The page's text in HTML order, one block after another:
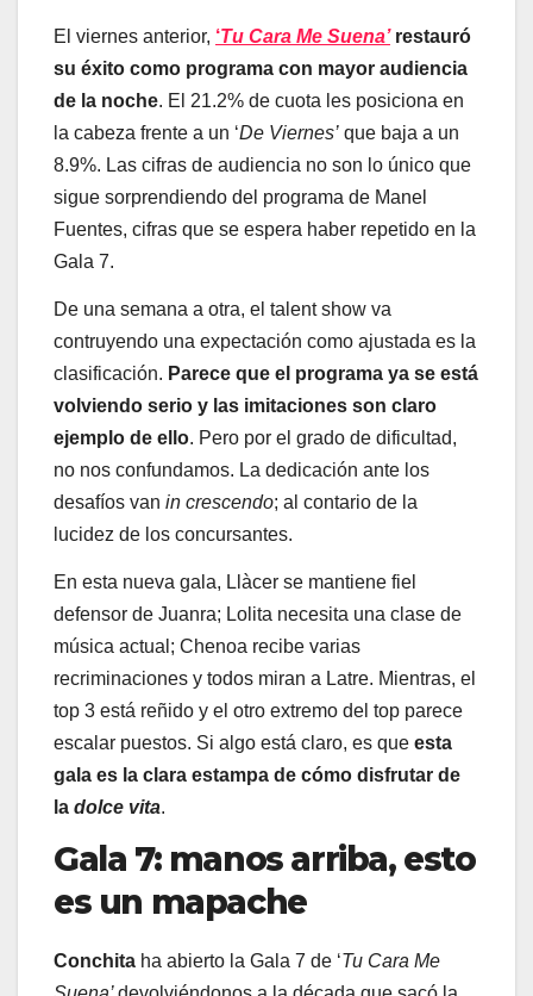
El viernes anterior, ‘Tu Cara Me Suena’restauró
su éxito como programa con mayor audiencia
de la noche. El 21.2% de cuota les posiciona en
la cabeza frente a un ‘De Viernes’ que baja a un
8.9%. Las cifras de audiencia no son lo único que
sigue sorprendiendo del programa de Manel
Fuentes, cifras que se espera haber repetido en la
Gala 7.
De una semana a otra, el talent show va
contruyendo una expectación como ajustada es la
clasificación. Parece que el programa ya se está
volviendo serio y las imitaciones son claro
ejemplo de ello. Pero por el grado de dificultad,
no nos confundamos. La dedicación ante los
desafíos van in crescendo; al contario de la
lucidez de los concursantes.
En esta nueva gala, Llàcer se mantiene fiel
defensor de Juanra; Lolita necesita una clase de
música actual; Chenoa recibe varias
recriminaciones y todos miran a Latre. Mientras, el
top 3 está reñido y el otro extremo del top parece
escalar puestos. Si algo está claro, es que esta
gala es la clara estampa de cómo disfrutar de
la dolce vita.
Gala 7: manos arriba, esto
es un mapache
Conchita ha abierto la Gala 7 de ‘Tu Cara Me